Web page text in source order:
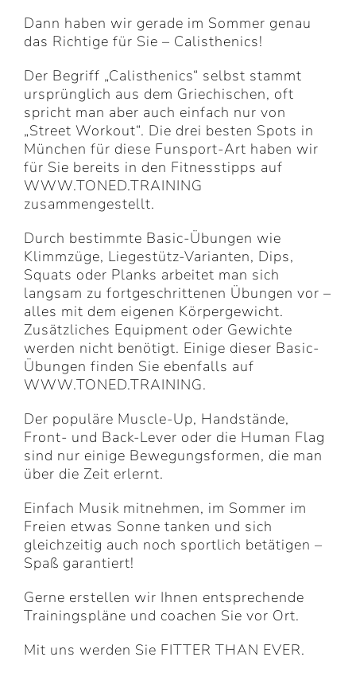
Dann haben wir gerade im Sommer genau
das Richtige für Sie – Calisthenics!
Der Begriff „Calisthenics“ selbst stammt
ursprünglich aus dem Griechischen, oft
spricht man aber auch einfach nur von
„Street Workout“. Die drei besten Spots in
München für diese Funsport-Art haben wir
für Sie bereits in den Fitnesstipps auf
WWW.TONED.TRAINING
zusammengestellt.
Durch bestimmte Basic-Übungen wie
Klimmzüge, Liegestütz-Varianten, Dips,
Squats oder Planks arbeitet man sich
langsam zu fortgeschrittenen Übungen vor –
alles mit dem eigenen Körpergewicht.
Zusätzliches Equipment oder Gewichte
werden nicht benötigt. Einige dieser Basic-
Übungen finden Sie ebenfalls auf
WWW.TONED.TRAINING.
Der populäre Muscle-Up, Handstände,
Front- und Back-Lever oder die Human Flag
sind nur einige Bewegungsformen, die man
über die Zeit erlernt.
Einfach Musik mitnehmen, im Sommer im
Freien etwas Sonne tanken und sich
gleichzeitig auch noch sportlich betätigen –
Spaß garantiert!
Gerne erstellen wir Ihnen entsprechende
Trainingspläne und coachen Sie vor Ort.
Mit uns werden Sie FITTER THAN EVER.